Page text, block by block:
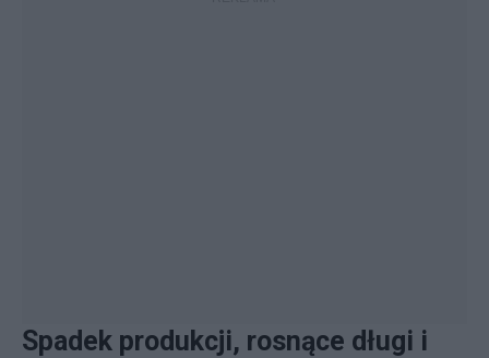
Spadek produkcji, rosnące długi i